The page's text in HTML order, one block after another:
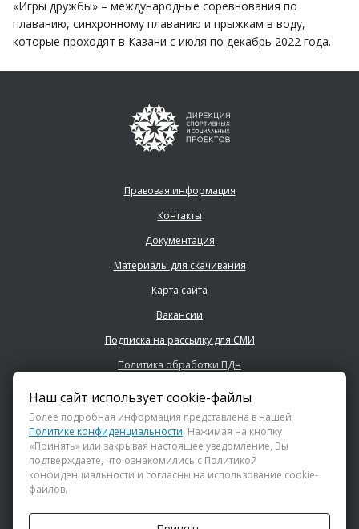
«Игры дружбы» – международные соревнования по
плаванию, синхронному плаванию и прыжкам в воду,
которые проходят в Казани с июля по декабрь 2022 года.
Правовая информация
Контакты
Документация
Материалы для скачивания
Карта сайта
Вакансии
Подписка на рассылку для СМИ
Политика обработки ПДн
+7 (843) 222 0700
info@dsspkazan.ru
Наш сайт использует cookie-файлы
Более подробная информация представлена в нашей
Политике конфиденциальности. Нажимая на кнопку
«Принять» или закрывая настоящее уведомление, Вы
подтверждаете, что ознакомились с Политикой
конфиденциальности и согласны на использование cookie-
файлов.